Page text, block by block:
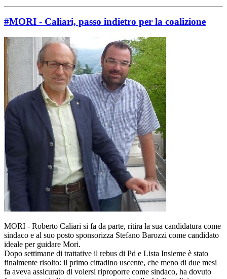
#MORI - Caliari, passo indietro per la coalizione
MORI - Roberto Caliari si fa da parte, ritira la sua candidatura come
sindaco e al suo posto sponsorizza Stefano Barozzi come candidato
ideale per guidare Mori.
Dopo settimane di trattative il rebus di Pd e Lista Insieme è stato
finalmente risolto: il primo cittadino uscente, che meno di due mesi
fa aveva assicurato di volersi riproporre come sindaco, ha dovuto